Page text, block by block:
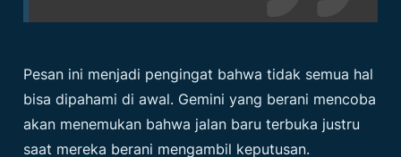
Pesan ini menjadi pengingat bahwa tidak semua hal
bisa dipahami di awal. Gemini yang berani mencoba
akan menemukan bahwa jalan baru terbuka justru
saat mereka berani mengambil keputusan.